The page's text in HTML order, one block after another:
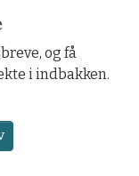
og få
i indbakken.